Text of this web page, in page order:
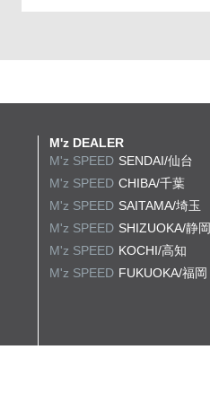
M'z DEALER
M'z SPEED SENDAI/仙台
M'z SPEED CHIBA/千葉
M'z SPEED SAITAMA/埼玉
M'z SPEED SHIZUOKA/静岡
M'z SPEED KOCHI/高知
M'z SPEED FUKUOKA/福岡